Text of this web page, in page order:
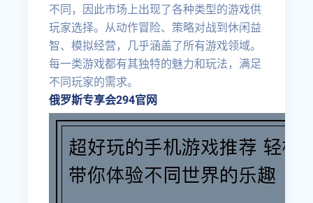
不同，因此市场上出现了各种类型的游戏供
玩家选择。从动作冒险、策略对战到休闲益
智、模拟经营，几乎涵盖了所有游戏领域。
每一类游戏都有其独特的魅力和玩法，满足
不同玩家的需求。
俄罗斯专享会294官网